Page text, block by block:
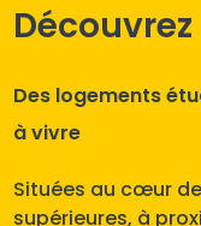
Des logements
à vivre
Situées au cœur
supérieures, à